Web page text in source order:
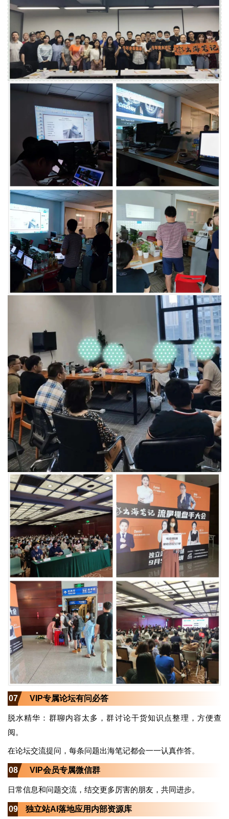
07 VIP专属论坛有问必答
脱水精华：群聊内容太多，群讨论干货知识点整理，方便查
阅。
在论坛交流提问，每条问题出海笔记都会一一认真作答。
08 VIP会员专属微信群
日常信息和问题交流，结交更多厉害的朋友，共同进步。
09 独立站AI落地应用内部资源库